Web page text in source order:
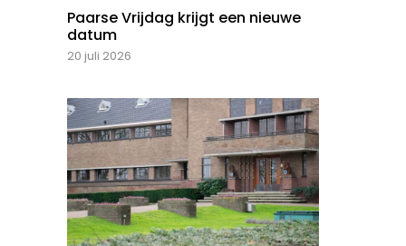
Paarse Vrijdag krijgt een nieuwe
datum
20 juli 2026